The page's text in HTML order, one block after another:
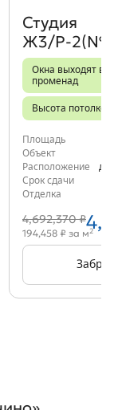
Студия
Ж3/Р-
Окна выходят во
променад
Высота
Площадь
Объект
Расположение
Срок сдачи
Отделка
4,692,370 ₽
194,458 ₽ за м2